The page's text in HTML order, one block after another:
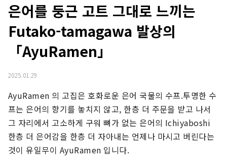
은어를 둥근 고트 그대로 느끼는
Futako-tamagawa 발상의
「AyuRamen」
2025.01.29
AyuRamen 의 고집은 호화로운 은어 국물의 수프.투명한 수
프는 은어의 향기를 놓치지 않고, 한층 더 주문을 받고 나서
그 자리에서 고소하게 구워 뼈가 없는 은어의 Ichiyaboshi
한층 더 은어감을 한층 더 자아내는 언제나 마시고 버린다는
것이 유일무이 AyuRamen 입니다.